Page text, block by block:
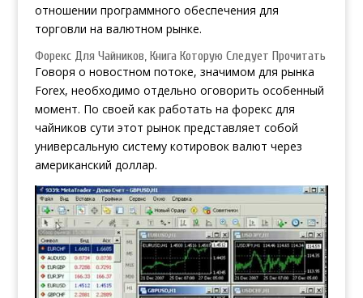
отношении программного обеспечения для
торговли на валютном рынке.
Форекс Для Чайников, Книга Которую Следует Прочитать
Говоря о новостном потоке, значимом для рынка
Forex, необходимо отдельно оговорить особенный
момент. По своей как работать на форекс для
чайников сути этот рынок представляет собой
универсальную систему котировок валют через
американский доллар.